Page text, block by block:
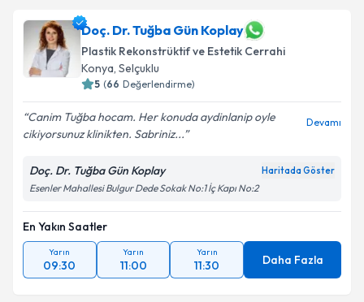
Doç. Dr. Tuğba Gün Koplay
Plastik Rekonstrüktif ve Estetik Cerrahi
Konya, Selçuklu
5 (66 Değerlendirme)
Canim Tuğba hocam. Her konuda aydinlanip oyle
cikiyorsunuz klinikten. Sabriniz...
Devamı
Doç. Dr. Tuğba Gün Koplay Haritada Göster
Esenler Mahallesi Bulgur Dede Sokak No:1 İç Kapı No:2
En Yakın Saatler
Yarın
09:30
Yarın
11:00
Yarın
11:30 Daha Fazla